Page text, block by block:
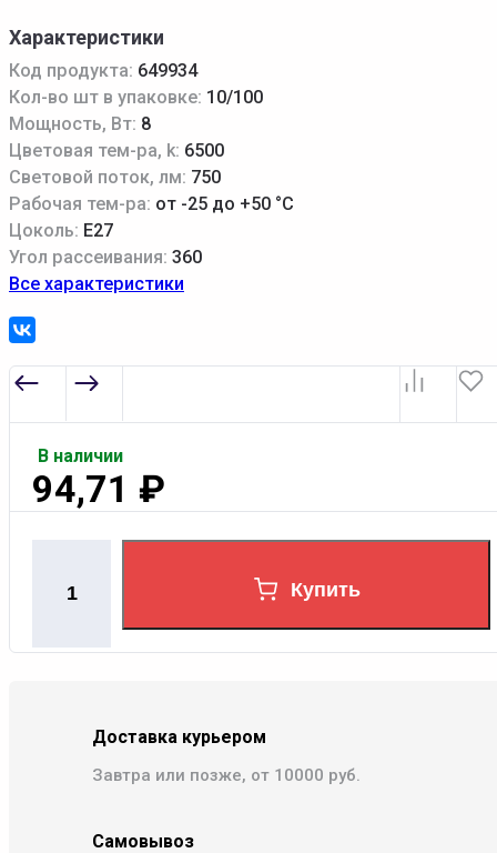
Характеристики
Код продукта: 649934
Кол-во шт в упаковке: 10/100
Мощность, Вт: 8
Цветовая тем-ра, k: 6500
Световой поток, лм: 750
Рабочая тем-ра: от -25 до +50 °С
Цоколь: E27
Угол рассеивания: 360
Все характеристики
В наличии
94,71 ₽
Купить
Доставка курьером
Завтра или позже, от 10000 руб.
Самовывоз